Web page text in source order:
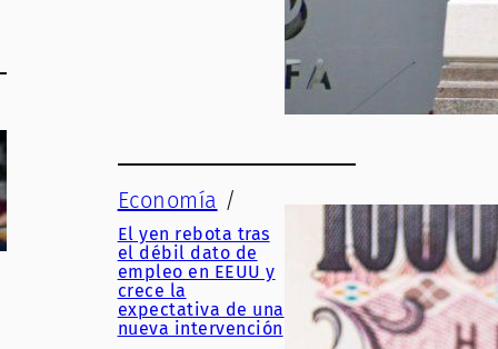
Economía /
El yen rebota tras
el débil dato de
empleo en EEUU y
crece la
expectativa de una
nueva intervención